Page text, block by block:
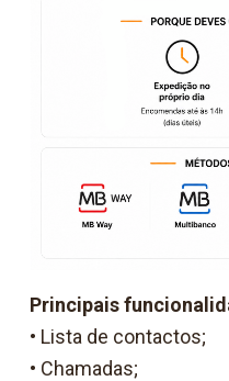
Principais
• Lista de contactos;
• Chamadas;